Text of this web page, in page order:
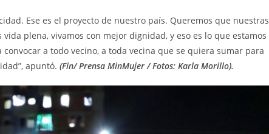
Ese es el proyecto de nuestro país. Queremos que nuestras
plena, vivamos con mejor dignidad, y eso es lo que estamos
a todo vecino, a toda vecina que se quiera sumar para
apuntó. (Fin/ Prensa MinMujer / Fotos: Karla Morillo).